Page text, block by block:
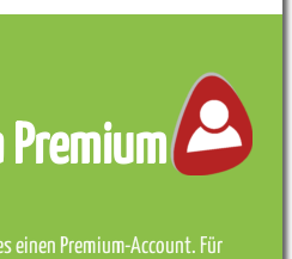
Premium
einen Premium-Account. Für